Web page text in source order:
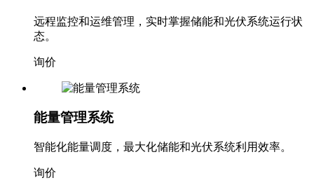
远程监控和运维管理，实时掌握储能和光伏系统运行状
态。
询价
能量管理系统
智能化能量调度，最大化储能和光伏系统利用效率。
询价